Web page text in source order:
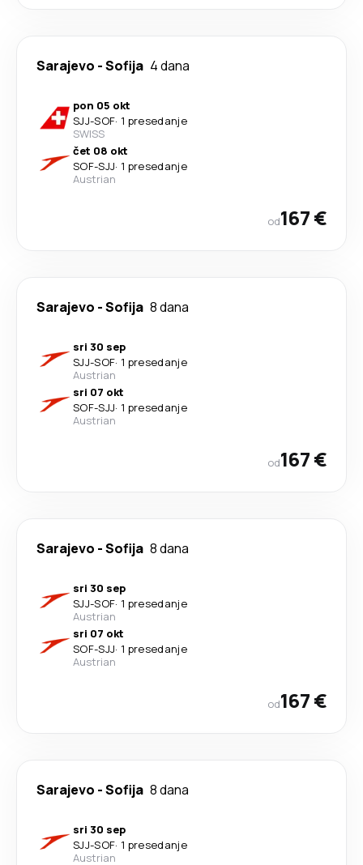
Sarajevo -Sofija 4 dana
pon 05 okt
SJJ-SOF· 1 presedanje
SWISS
čet 08 okt
SOF-SJJ· 1 presedanje
Austrian
od167 €
Sarajevo -Sofija 8 dana
sri 30 sep
SJJ-SOF· 1 presedanje
Austrian
sri 07 okt
SOF-SJJ· 1 presedanje
Austrian
od167 €
Sarajevo -Sofija 8 dana
sri 30 sep
SJJ-SOF· 1 presedanje
Austrian
sri 07 okt
SOF-SJJ· 1 presedanje
Austrian
od167 €
Sarajevo -Sofija 8 dana
sri 30 sep
SJJ-SOF· 1 presedanje
Austrian